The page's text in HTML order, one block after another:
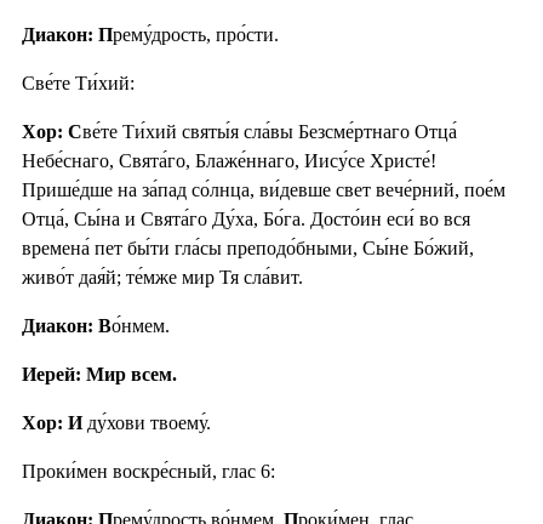
Диакон: Прему́дрость, про́сти.
Све́те Ти́хий:
Хор: Све́те Ти́хий святы́я сла́вы Безсме́ртнаго Отца́
Небе́снаго, Свята́го, Блаже́ннаго, Иису́се Христе́!
Прише́дше на за́пад со́лнца, ви́девше свет вече́рний, пое́м
Отца́, Сы́на и Свята́го Ду́ха, Бо́га. Досто́ин еси́ во вся
времена́ пет бы́ти гла́сы преподо́бными, Сы́не Бо́жий,
живо́т дая́й; те́мже мир Тя сла́вит.
Диакон: Во́нмем.
Иерей: Мир всем.
Хор: Иду́хови твоему́.
Проки́мен воскре́сный, глас 6:
Диакон: Прему́дрость во́нмем. Проки́мен, глас